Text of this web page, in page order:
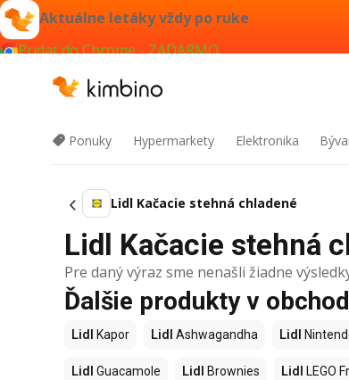
Aktuálne letáky vždy po ruke
Pridať do Chrome - ZADARMO
Ponuky Hypermarkety Elektronika
Lidl Kačacie stehná chladené
Lidl Kačacie stehná
Pre daný výraz sme nenašli žiadne
Ďalšie produkty v
Lidl Kapor Lidl Ashwagandha Lidl
Lidl Guacamole Lidl Brownies Lidl LEGO